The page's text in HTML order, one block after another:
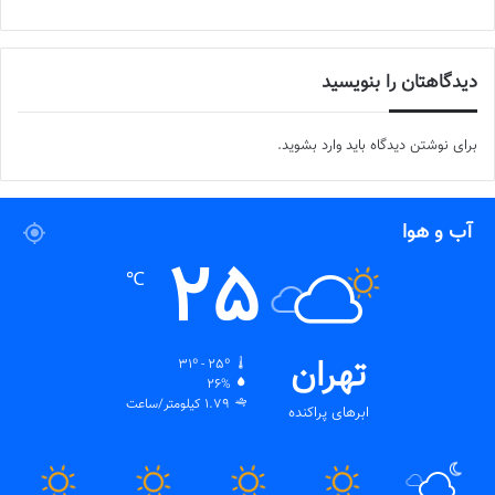
دیدگاهتان را بنویسید
برای نوشتن دیدگاه باید وارد بشوید.
آب و هوا
تهران
ابرهای پراکنده
25
℃
31º - 25º
26%
1.79 کیلومتر/ساعت